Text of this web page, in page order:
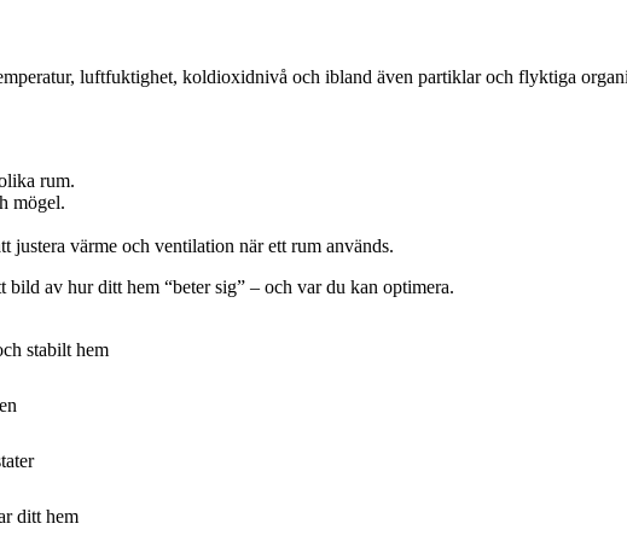
luftfuktighet, koldioxidnivå och ibland även partiklar och flyktiga
rum.
mögel.
justera värme och ventilation när ett rum används.
av hur ditt hem “beter sig” – och var du kan optimera.
stabilt hem
ditt hem